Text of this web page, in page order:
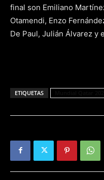
final son Emiliano
Otamendi, Enzo
De Paul, Julián Álvarez y
ETIQUETAS